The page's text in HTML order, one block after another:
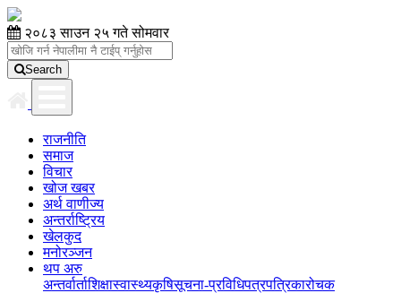
२०८३ साउन २५ गते सोमवार
Search
राजनीति
समाज
विचार
खोज खबर
अर्थ वाणीज्य
अन्तर्राष्ट्रिय
खेलकुद
मनोरञ्जन
थप अरु
अन्तर्वार्ताशिक्षास्वास्थ्यकृषिसूचना-प्रविधिपत्रपत्रिकारोचक